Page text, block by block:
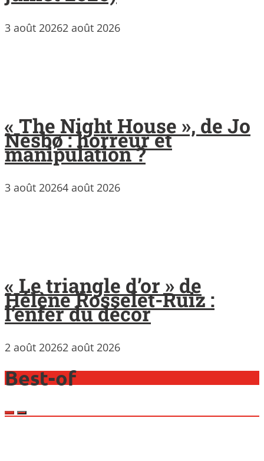
3 août 20262 août 2026
« The Night House », de Jo
Nesbø : horreur et
manipulation ?
3 août 20264 août 2026
« Le triangle d’or » de
Hélène Rosselet-Ruiz :
l’enfer du décor
2 août 20262 août 2026
Best-of